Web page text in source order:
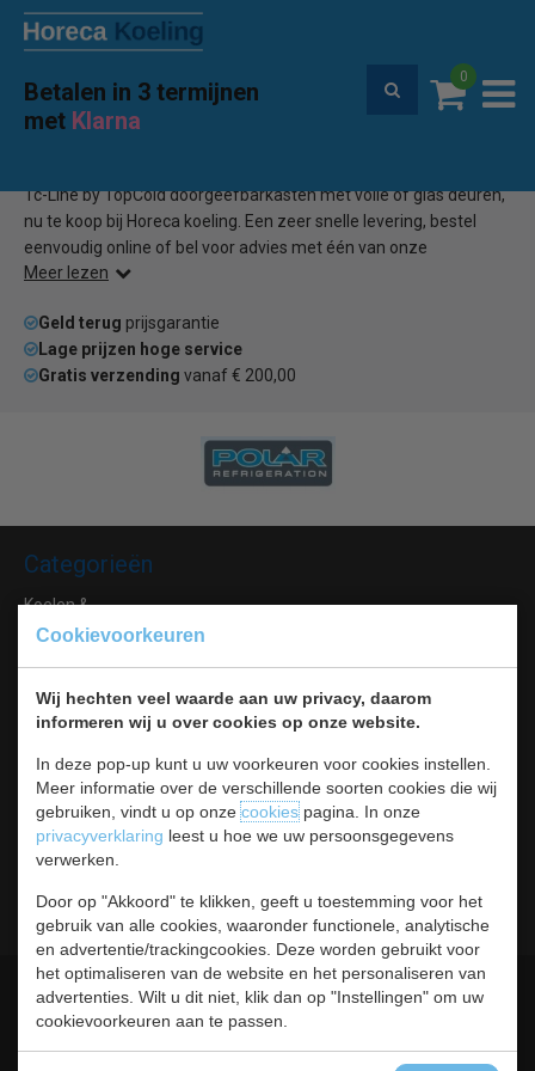
Cookievoorkeuren
Wij hechten veel waarde aan uw privacy, daarom
informeren wij u over cookies op onze website.
In deze pop-up kunt u uw voorkeuren voor cookies instellen.
Meer informatie over de verschillende soorten cookies die wij
gebruiken, vindt u op onzecookiespagina. In onze
privacyverklaring leest u hoe we uw persoonsgegevens
verwerken.
Door op "Akkoord" te klikken, geeft u toestemming voor het
gebruik van alle cookies, waaronder functionele, analytische
en advertentie/trackingcookies. Deze worden gebruikt voor
het optimaliseren van de website en het personaliseren van
advertenties. Wilt u dit niet, klik dan op "Instellingen" om uw
cookievoorkeuren aan te passen.
Betalen in 3 termijnen
met Klarna
0
Premium service en garantie
Home TopCold doorgeefbarkoeling
Tc-Line by TopCold doorgeefbarkasten met volle of glas deuren,
nu te koop bij Horeca koeling. Een zeer snelle levering, bestel
eenvoudig online of bel voor advies met één van onze
medewerkers.
Meer lezen
Geld terug prijsgarantie
Lage prijzen hoge service
Gratis verzending vanaf € 200,00
Categorieën
Koelen &
Vriezen
Warmhouden
Buffet & tafel
Kleding
Hygiene
Horeca
Meubilair
RVS
Algemene voorwaarden Leveringsvoorwaarden
Privacy statement